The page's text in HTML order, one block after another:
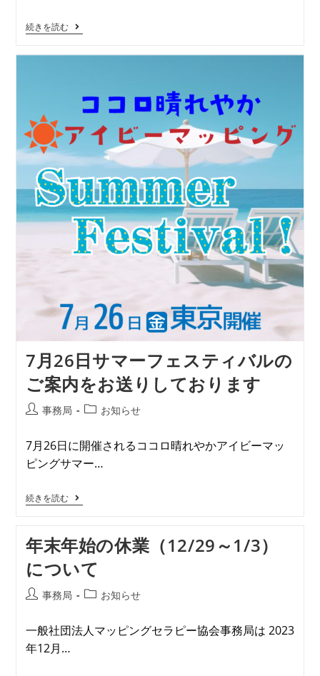
続きを読む
7月26日サマーフェスティバルの
ご案内をお送りしております
事務局 お知らせ
7月26日に開催されるココロ晴れやかアイビーマッ
ピングサマー…
続きを読む
年末年始の休業（12/29～1/3）
について
事務局 お知らせ
一般社団法人マッピングセラピー協会事務局は 2023
年12月…